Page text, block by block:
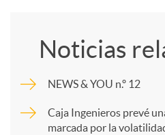
m
p
Noticias
NEWS & YOU n.º 12
Caja Ingenieros prevé
marcada por la